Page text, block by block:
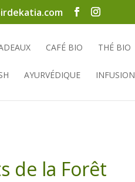
CAFÉ BIO THÉ BIO
AYURVÉDIQUE INFUSION
de la Forêt